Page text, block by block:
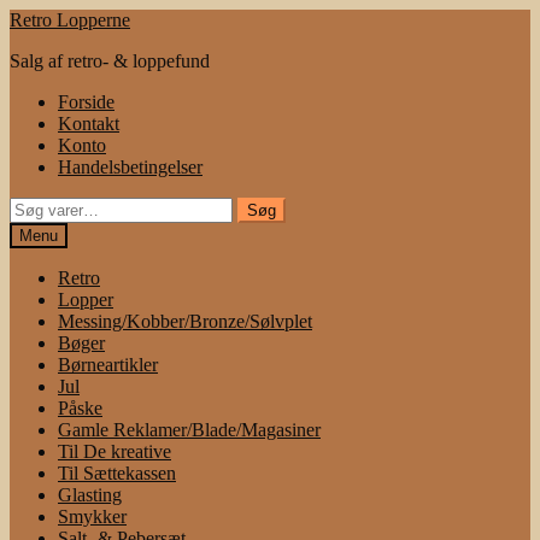
Spring
navigation
Spring
indhold
Retro Lopperne
Salg af retro- & loppefund
Forside
Kontakt
Konto
Handelsbetingelser
Søg
efter:
Søg
Menu
Retro
Lopper
Messing/Kobber/Bronze/Sølvplet
Bøger
Børneartikler
Jul
Påske
Gamle Reklamer/Blade/Magasiner
Til De kreative
Til Sættekassen
Glasting
Smykker